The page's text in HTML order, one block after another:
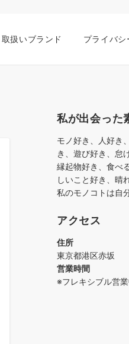
取扱いブランド プライバシ
私が出会った
モノ好き、人好き
き、遊び好き、怠
縁起物好き、食べ
しいこと好き、晴
私のモノコトは自
アクセス
住所
東京都港区赤坂
営業時間
※フレキシブル営業